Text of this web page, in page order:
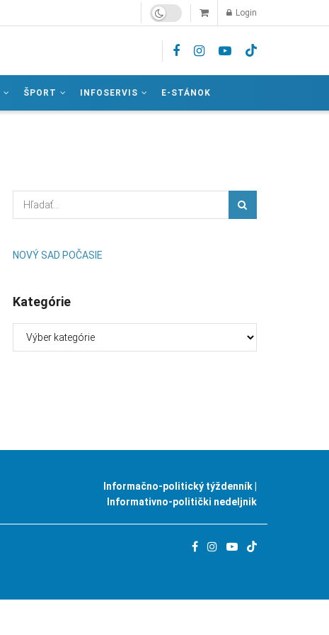
Login
ŠPORT INFOSERVIS E-STÁNOK
NOVÝ SAD POČASIE
Kategórie
Informačno-politický týždenník |
Informativno-politički nedeljnik